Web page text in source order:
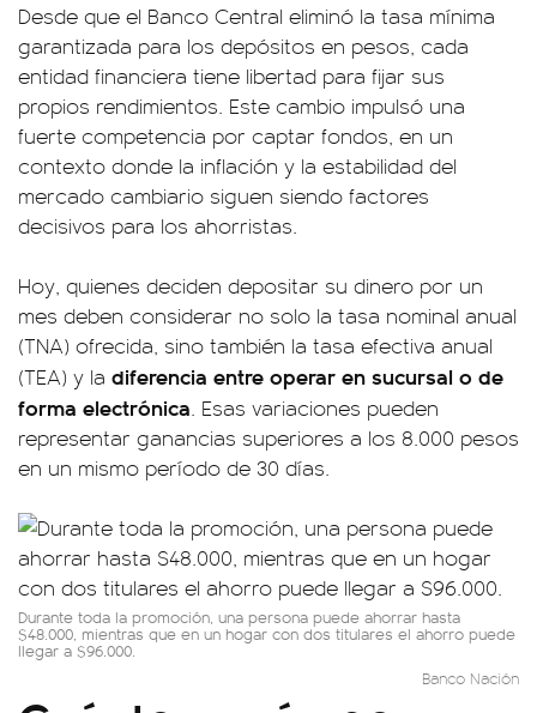
Desde que el Banco Central eliminó la tasa mínima
garantizada para los depósitos en pesos, cada
entidad financiera tiene libertad para fijar sus
propios rendimientos. Este cambio impulsó una
fuerte competencia por captar fondos, en un
contexto donde la inflación y la estabilidad del
mercado cambiario siguen siendo factores
decisivos para los ahorristas.
Hoy, quienes deciden depositar su dinero por un
mes deben considerar no solo la tasa nominal anual
(TNA) ofrecida, sino también la tasa efectiva anual
(TEA) y la diferencia entre operar en sucursal o de
forma electrónica. Esas variaciones pueden
representar ganancias superiores a los 8.000 pesos
en un mismo período de 30 días.
Durante toda la promoción, una persona puede ahorrar hasta
$48.000, mientras que en un hogar con dos titulares el ahorro puede
llegar a $96.000.
Banco Nación